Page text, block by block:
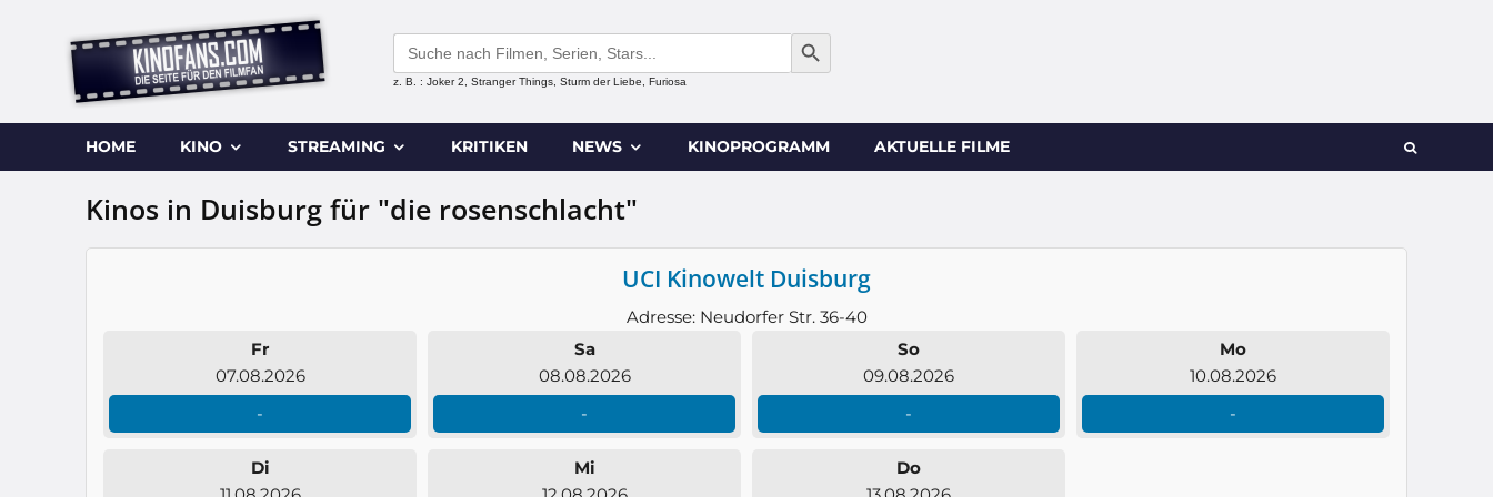
Search
for:
SEARCH BUTTON
z. B. : Joker 2, Stranger Things, Sturm der Liebe, Furiosa
HOME KINO STREAMING KRITIKEN NEWS KINOPROGRAMM AKTUELLE FILME
Kinos in Duisburg für "die rosenschlacht"
UCI Kinowelt Duisburg
Adresse: Neudorfer Str. 36-40
Fr
07.08.2026
-
Sa
08.08.2026
-
So
09.08.2026
-
Mo
10.08.2026
-
Di
Mi
Do